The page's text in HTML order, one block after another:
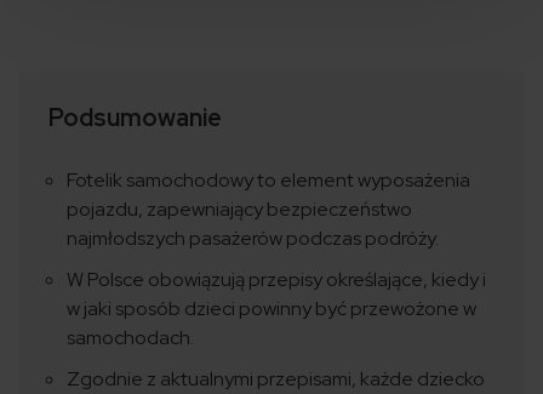
Podsumowanie
Fotelik samochodowy to element wyposażenia
pojazdu, zapewniający bezpieczeństwo
najmłodszych pasażerów podczas podróży.
W Polsce obowiązują przepisy określające, kiedy i
w jaki sposób dzieci powinny być przewożone w
samochodach.
Zgodnie z aktualnymi przepisami, każde dziecko